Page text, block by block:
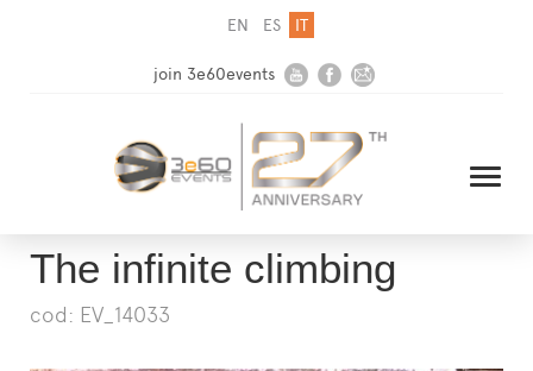
EN ES IT
join 3e60events
HOME
The infinite climbing
cod: EV_14033